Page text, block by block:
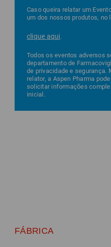
Caso queira relatar um
um dos nossos produtos, no
clique aqui.
Todos os eventos adversos
departamento de
de privacidade e segurança.
relator, a Aspen Pharma
solicitar informações
inicial.
FÁBRICA